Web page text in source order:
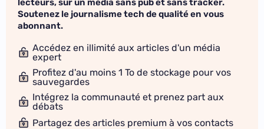
lecteurs, sur un média sans pub et sans tracker.
Soutenez le journalisme tech de qualité en vous
abonnant.
Accédez en illimité aux articles d'un média
expert
Profitez d'au moins 1 To de stockage pour vos
sauvegardes
Intégrez la communauté et prenez part aux
débats
Partagez des articles premium à vos contacts